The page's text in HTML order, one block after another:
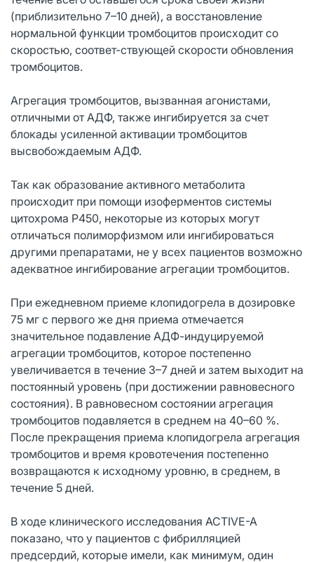
(приблизительно 7–10 дней), а восстановление
нормальной функции тромбоцитов происходит со
скоростью, соответ-ствующей скорости обновления
тромбоцитов.
Агрегация тромбоцитов, вызванная агонистами,
отличными от АДФ, также ингибируется за счет
блокады усиленной активации тромбоцитов
высвобождаемым АДФ.
Так как образование активного метаболита
происходит при помощи изоферментов системы
цитохрома Р450, некоторые из которых могут
отличаться полиморфизмом или ингибироваться
другими препаратами, не у всех пациентов возможно
адекватное ингибирование агрегации тромбоцитов.
При ежедневном приеме клопидогрела в дозировке
75 мг с первого же дня приема отмечается
значительное подавление АДФ-индуцируемой
агрегации тромбоцитов, которое постепенно
увеличивается в течение 3–7 дней и затем выходит на
постоянный уровень (при достижении равновесного
состояния). В равновесном состоянии агрегация
тромбоцитов подавляется в среднем на 40–60 %.
После прекращения приема клопидогрела агрегация
тромбоцитов и время кровотечения постепенно
возвращаются к исходному уровню, в среднем, в
течение 5 дней.
В ходе клинического исследования ACTIVE-A
показано, что у пациентов с фибрилляцией
предсердий, которые имели, как минимум, один